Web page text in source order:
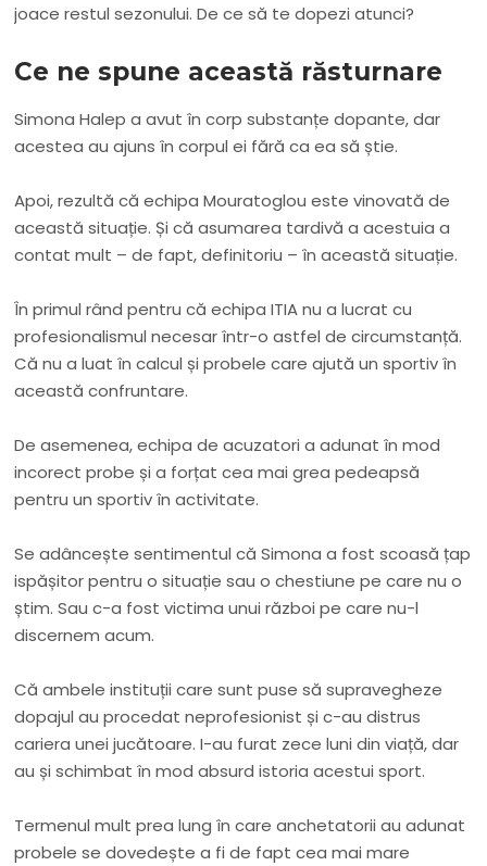
joace restul sezonului. De ce să te dopezi atunci?
Ce ne spune această răsturnare
Simona Halep a avut în corp substanțe dopante, dar
acestea au ajuns în corpul ei fără ca ea să știe.
Apoi, rezultă că echipa Mouratoglou este vinovată de
această situație. Și că asumarea tardivă a acestuia a
contat mult – de fapt, definitoriu – în această situație.
În primul rând pentru că echipa ITIA nu a lucrat cu
profesionalismul necesar într-o astfel de circumstanță.
Că nu a luat în calcul și probele care ajută un sportiv în
această confruntare.
De asemenea, echipa de acuzatori a adunat în mod
incorect probe și a forțat cea mai grea pedeapsă
pentru un sportiv în activitate.
Se adâncește sentimentul că Simona a fost scoasă țap
ispășitor pentru o situație sau o chestiune pe care nu o
știm. Sau c-a fost victima unui război pe care nu-l
discernem acum.
Că ambele instituții care sunt puse să supravegheze
dopajul au procedat neprofesionist și c-au distrus
cariera unei jucătoare. I-au furat zece luni din viață, dar
au și schimbat în mod absurd istoria acestui sport.
Termenul mult prea lung în care anchetatorii au adunat
probele se dovedește a fi de fapt cea mai mare